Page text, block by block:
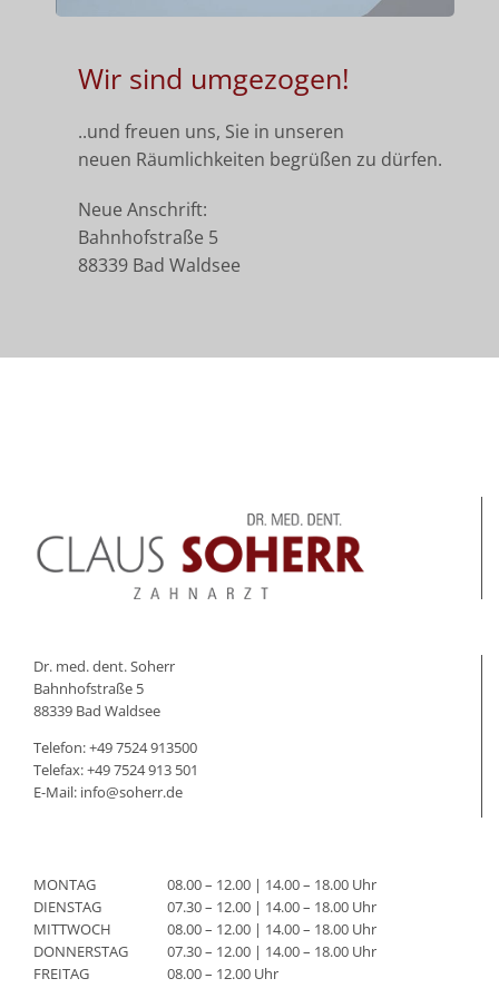
Wir sind umgezogen!
..und freuen uns, Sie in unseren
neuen Räumlichkeiten begrüßen zu dürfen.
Neue Anschrift:
Bahnhofstraße 5
88339 Bad Waldsee
Dr. med. dent. Soherr
Bahnhofstraße 5
88339 Bad Waldsee
Telefon:+49 7524 913500
Telefax: +49 7524 913 501
E-Mail: info@soherr.de
MONTAG
08.00 – 12.00 | 14.00 – 18.00 Uhr
DIENSTAG
07.30 – 12.00 | 14.00 – 18.00 Uhr
MITTWOCH
08.00 – 12.00 | 14.00 – 18.00 Uhr
DONNERSTAG
07.30 – 12.00 | 14.00 – 18.00 Uhr
FREITAG
08.00 – 12.00 Uhr